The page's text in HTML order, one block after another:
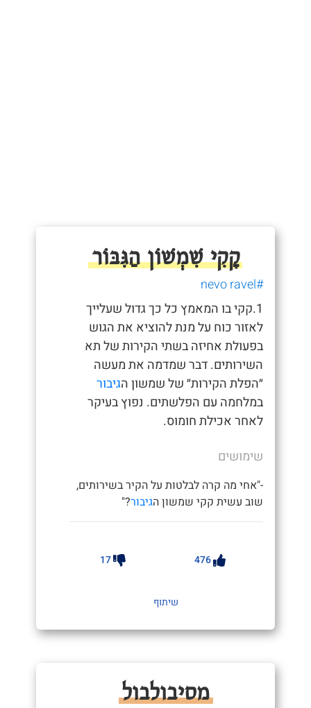
קָקִי שִׁמְשׁוֹן הַגִּבּוֹר
#nevo ravel
1.קקי בו המאמץ כל כך גדול שעלייך
לאזור כוח על מנת להוציא את הגוש
בפעולת אחיזה בשתי הקירות של תא
השירותים. דבר שמדמה את מעשה
״הפלת הקירות״ של שמשון הגיבור
במלחמה עם הפלשתים. נפוץ בעיקר
לאחר אכילת חומוס.
שימושים
-"אחי מה קרה לבלטות על הקיר בשירותים,
שוב עשית קקי שמשון הגיבור?"
476
17
שיתוף
מסיבולבול